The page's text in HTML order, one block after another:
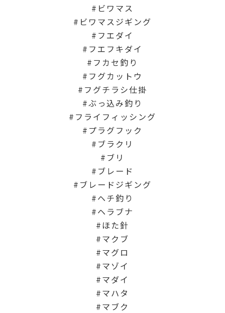
ビワマス
ビワマスジギング
フエダイ
フエフキダイ
フカセ釣り
フグカットウ
フグチラシ仕掛
ぶっ込み釣り
フライフィッシング
プラグフック
ブラクリ
ブリ
ブレード
ブレードジギング
ヘチ釣り
ヘラブナ
ほた針
マクブ
マグロ
マゾイ
マダイ
マハタ
マブク